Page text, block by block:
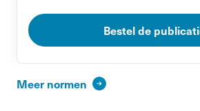
Bestel de
Meer normen